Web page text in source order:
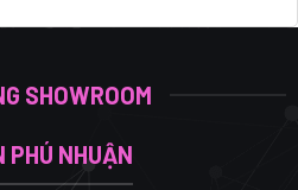
SHOWROOM
PHÚ NHUẬN